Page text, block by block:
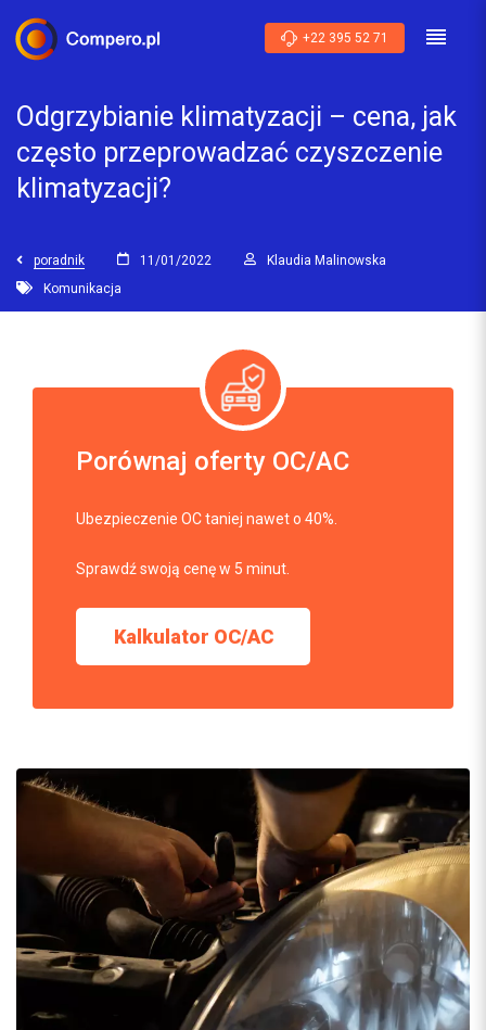
+22 395 52 71
Odgrzybianie klimatyzacji – cena, jak
często przeprowadzać czyszczenie
klimatyzacji?
poradnik 11/01/2022
Klaudia Malinowska
Komunikacja
Porównaj oferty OC/AC
Ubezpieczenie OC taniej nawet o 40%.
Sprawdź swoją cenę w 5 minut.
Kalkulator OC/AC